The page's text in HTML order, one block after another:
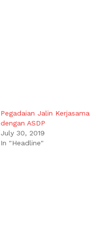
Pegadaian Jalin Kerjasama
dengan ASDP
July 30, 2019
In "Headline"